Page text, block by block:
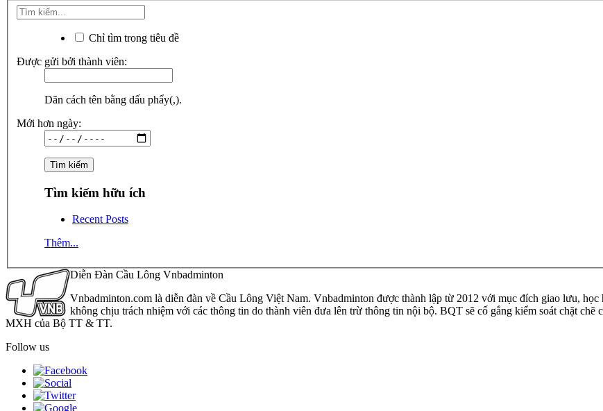
Chỉ tìm trong tiêu đề
Được gửi bởi thành viên:
Dãn cách tên bằng dấu phẩy(,).
Mới hơn ngày:
Tìm kiếm hữu ích
Recent Posts
Thêm...
Diễn Đàn Cầu Lông Vnbadminton
Vnbadminton.com là diễn đàn về Cầu Lông Việt Nam. Vnbadminton được thành lập từ 2012 với mục đích giao lưu,
không chịu trách nhiệm với các thông tin do thành viên đưa lên trừ thông tin nội bộ. BQT sẽ cố gắng kiểm soát chặt
MXH của Bộ TT & TT.
Follow us